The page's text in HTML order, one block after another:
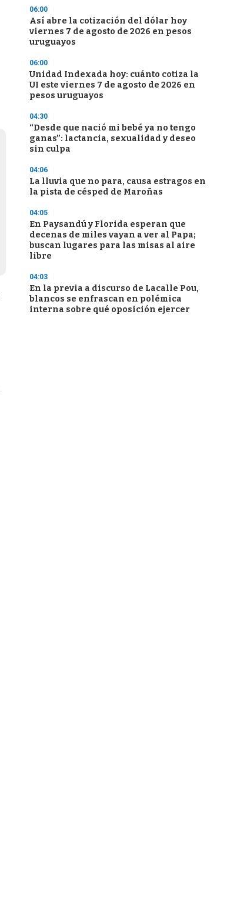
06:00
Así abre la cotización del dólar hoy
viernes 7 de agosto de 2026 en pesos
uruguayos
06:00
Unidad Indexada hoy: cuánto cotiza la
UI este viernes 7 de agosto de 2026 en
pesos uruguayos
04:30
“Desde que nació mi bebé ya no tengo
ganas”: lactancia, sexualidad y deseo
sin culpa
04:06
La lluvia que no para, causa estragos en
la pista de césped de Maroñas
04:05
En Paysandú y Florida esperan que
decenas de miles vayan a ver al Papa;
buscan lugares para las misas al aire
libre
04:03
En la previa a discurso de Lacalle Pou,
blancos se enfrascan en polémica
interna sobre qué oposición ejercer